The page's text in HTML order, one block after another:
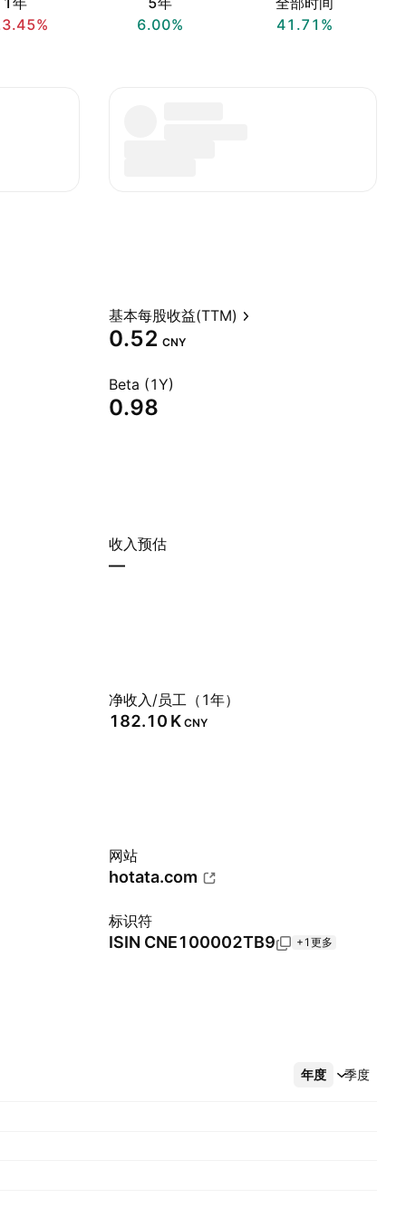
6.00%
41.71%
基本每股收益(TTM)
0.52 CNY
Beta (1Y)
0.98
收入预估
—
净收入/员工（1年）
‪182.10 K‬ CNY
网站
hotata.com
标识符
ISIN CNE100002TB9 +1更多
年度 季度
更多